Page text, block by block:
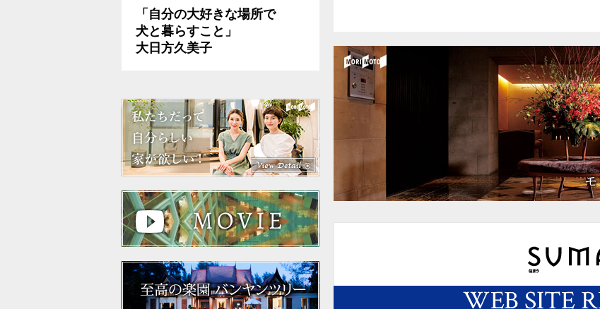
「自分の大好きな場所で
犬と暮らすこと」
大日方久美子